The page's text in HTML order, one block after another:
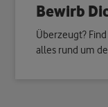
Bewirb
Überzeugt?
alles rund um